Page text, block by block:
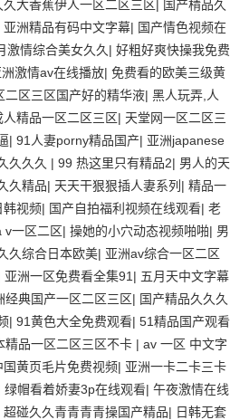
久大香蕉伊人一区二区三区| 国产棈品久
亚洲精品有码中文字幕| 国产情色视频在
激情综合美女久久 | 好粗好爽快操我免费
洲激情av在线播放| 免费看的欧美三级黄
二区三区国产好的精华液| 黑人玩弄,人
精品一区二区三区| 天堂网一区二区三
| 91人妻porny精品国产| 亚洲japanese
久久久 | 99 热这里只有精品2| 男人的天
久精品| 天天干狠狠插人妻系列 | 精品一
韩视频| 国产自拍福利视频在线观看| 老
v一区二区| 操她的小穴动态视频啪啪| 男
久综合日本欧美| 亚洲av综合一区二区
亚洲一区免费看全集91 | 五月天中文字幕
经典国产一区二区三区| 国产精品久久久
| 91黄色大全免费观看| 51精品国产观看
精品一区二区三区不卡 | av 一区 中文字
国黄页毛片免费视频| 亚洲一卡二卡三卡
绿帽看着娇妻3p在线观看| 午夜激情在线
超碰久久青青青青操国产精品| 日韩无套